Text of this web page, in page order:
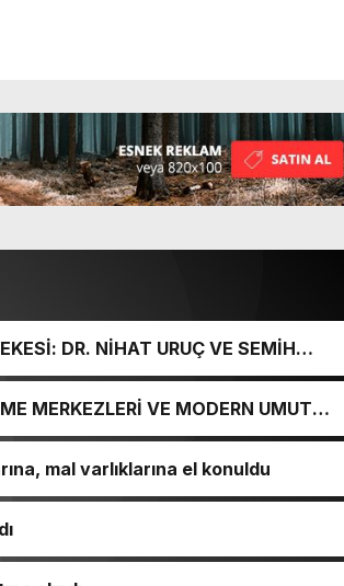
DR. NİHAT URUÇ VE SEMİH
MERKEZLERİ VE MODERN UMUT
mal varlıklarına el konuldu